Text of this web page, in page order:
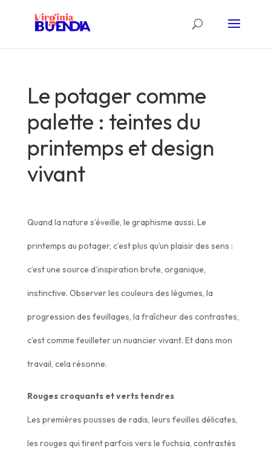
Le potager comme
palette : teintes du
printemps et design
vivant
Quand la nature s’éveille, le graphisme aussi. Le
printemps au potager, c’est plus qu’un plaisir des sens :
c’est une source d’inspiration brute, organique,
instinctive. Observer les couleurs des légumes, la
progression des feuillages, la fraîcheur des contrastes,
c’est comme feuilleter un nuancier vivant. Et dans mon
travail, cela résonne.
Rouges croquants et verts tendres
Les premières pousses de radis, leurs feuilles délicates,
les rouges qui tirent parfois vers le fuchsia, contrastés